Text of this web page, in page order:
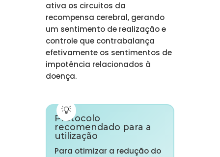
ativa os circuitos da
recompensa cerebral, gerando
um sentimento de realização e
controle que contrabalança
efetivamente os sentimentos de
impotência relacionados à
doença.
Protocolo
recomendado para a
utilização
Para otimizar a redução do